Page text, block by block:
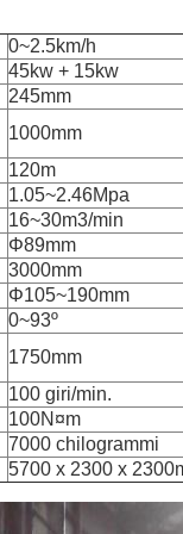
0~2.5km/h
45kw + 15kw
245mm
1000mm
120m
1.05~2.46Mpa
16~30m3/min
Φ89mm
3000mm
Φ105~190mm
0~93º
1750mm
100 giri/min.
100N¤m
7000 chilogrammi
5700 x 2300 x